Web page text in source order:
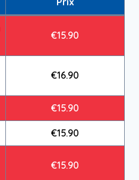
€15.90
€16.90
€15.90
€15.90
€15.90